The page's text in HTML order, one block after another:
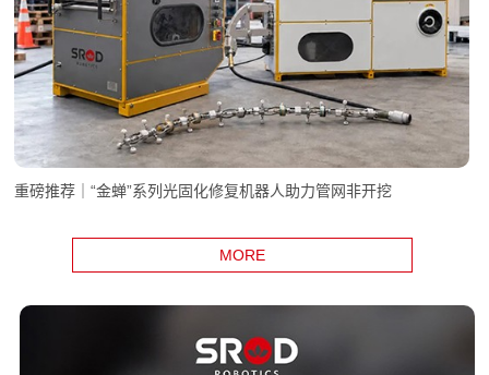
重磅推荐｜“金蝉”系列光固化修复机器人助力管网非开挖
MORE